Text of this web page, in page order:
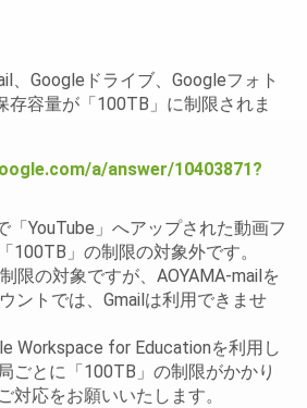
、Googleドライブ、Googleフォト
存容量が「100TB」に制限されま
a/answer/10403871?
「YouTube」へアップされた動画フ
100TB」の制限の対象外です。
限の対象ですが、AOYAMA-mailを
ントでは、Gmailは利用できませ
Workspace for Educationを利用し
ごとに「100TB」の制限がかかり
対応をお願いいたします。